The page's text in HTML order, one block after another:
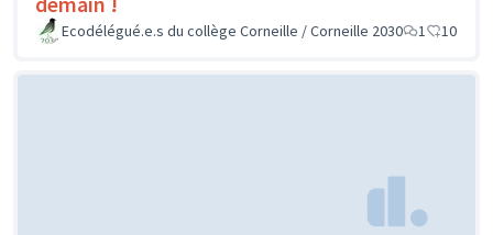
Ecodélégué.e.s du collège Corneille / Corneille 2030 1 10